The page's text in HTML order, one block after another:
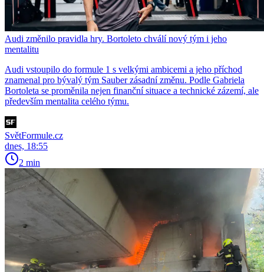
Audi změnilo pravidla hry. Bortoleto chválí nový tým i jeho
mentalitu
Audi vstoupilo do formule 1 s velkými ambicemi a jeho příchod
znamenal pro bývalý tým Sauber zásadní změnu. Podle Gabriela
Bortoleta se proměnila nejen finanční situace a technické zázemí, ale
především mentalita celého týmu.
SvětFormule.cz
dnes, 18:55
2 min